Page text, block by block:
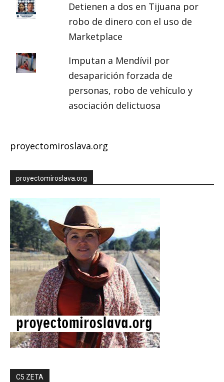
Detienen a dos en Tijuana por
robo de dinero con el uso de
Marketplace
Imputan a Mendívil por
desaparición forzada de
personas, robo de vehículo y
asociación delictuosa
proyectomiroslava.org
proyectomiroslava.org
C5 ZETA